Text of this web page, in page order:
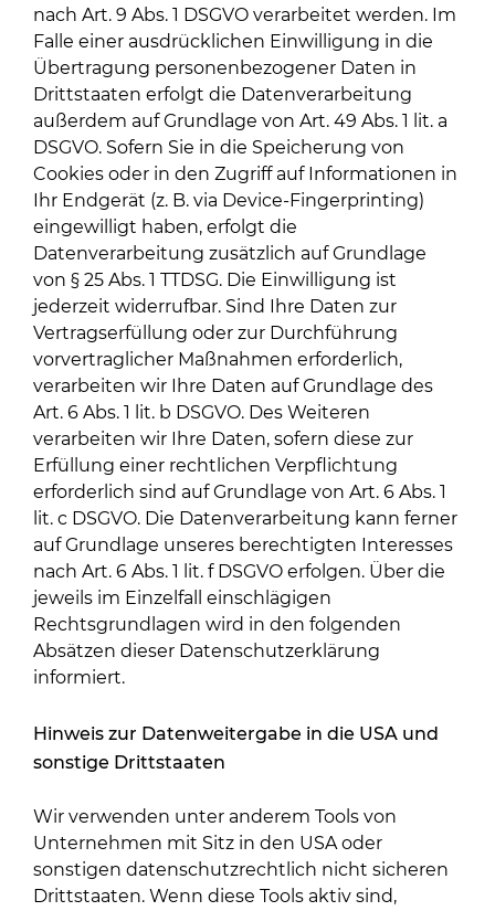
nach Art. 9 Abs. 1 DSGVO verarbeitet werden. Im
Falle einer ausdrücklichen Einwilligung in die
Übertragung personenbezogener Daten in
Drittstaaten erfolgt die Datenverarbeitung
außerdem auf Grundlage von Art. 49 Abs. 1 lit. a
DSGVO. Sofern Sie in die Speicherung von
Cookies oder in den Zugriff auf Informationen in
Ihr Endgerät (z. B. via Device-Fingerprinting)
eingewilligt haben, erfolgt die
Datenverarbeitung zusätzlich auf Grundlage
von § 25 Abs. 1 TTDSG. Die Einwilligung ist
jederzeit widerrufbar. Sind Ihre Daten zur
Vertragserfüllung oder zur Durchführung
vorvertraglicher Maßnahmen erforderlich,
verarbeiten wir Ihre Daten auf Grundlage des
Art. 6 Abs. 1 lit. b DSGVO. Des Weiteren
verarbeiten wir Ihre Daten, sofern diese zur
Erfüllung einer rechtlichen Verpflichtung
erforderlich sind auf Grundlage von Art. 6 Abs. 1
lit. c DSGVO. Die Datenverarbeitung kann ferner
auf Grundlage unseres berechtigten Interesses
nach Art. 6 Abs. 1 lit. f DSGVO erfolgen. Über die
jeweils im Einzelfall einschlägigen
Rechtsgrundlagen wird in den folgenden
Absätzen dieser Datenschutzerklärung
informiert.
Hinweis zur Datenweitergabe in die USA und
sonstige Drittstaaten
Wir verwenden unter anderem Tools von
Unternehmen mit Sitz in den USA oder
sonstigen datenschutzrechtlich nicht sicheren
Drittstaaten. Wenn diese Tools aktiv sind,